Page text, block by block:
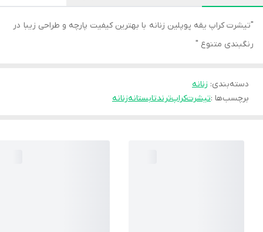
"تیشرت کراپ یقه پوپلین زنانه با بهترین کیفیت پارچه و طراحی زیبا در
رنگبندی متنوع "
دسته‌بندی: زنانه
برچسب‌ها :تیشرتکراپترندتابستانهزنانه